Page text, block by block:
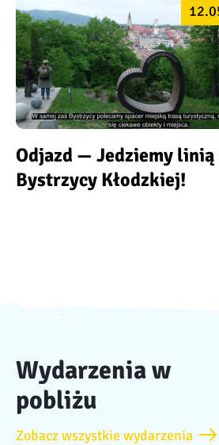
Odjazd — Jedziemy linią
Bystrzycy Kłodzkiej!
Wydarzenia w
pobliżu
Zobacz wszystkie wydarzenia